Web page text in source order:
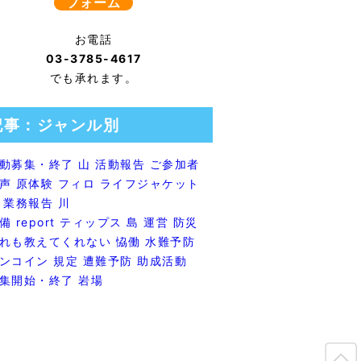
フォーム
お電話
03-3785-4617
でも承れます。
：ジャンル別
募集・終了 山 活動報告 ご参加者
原体験 フィロ ライフジャケット
業務報告 川
report ティップス 島 運営 防災
も教えてくれない 恊働 水難予防
コイン 規定 遭難予防 助成活動
開始・終了 岩場